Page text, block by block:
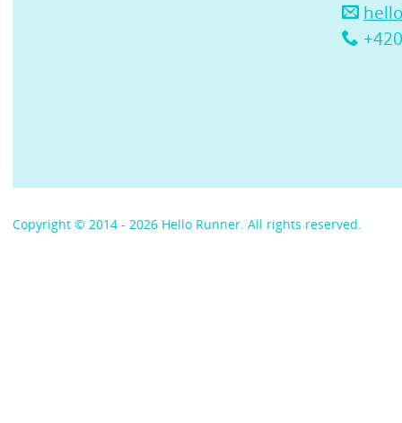
Copyright © 2014 - 2026 Hello Runner. All rights reserved.